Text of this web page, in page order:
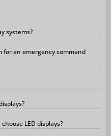
systems?
for an emergency command
LED displays?